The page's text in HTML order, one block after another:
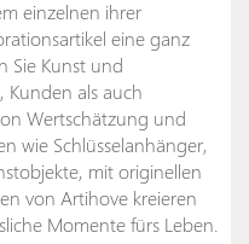
einzelnen ihrer
eine ganz
Sie Kunst und
Kunden als auch
Wertschätzung und
wie Schlüsselanhänger,
mit originellen
von Artihove kreieren
Momente fürs Leben.